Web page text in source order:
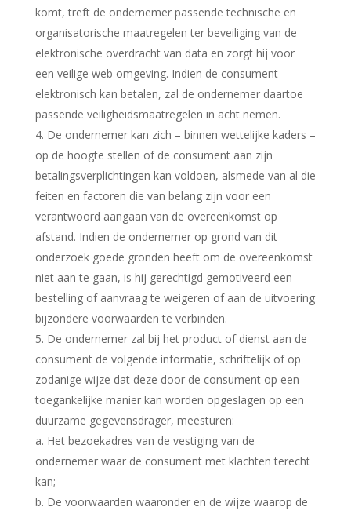
komt, treft de ondernemer passende technische en
organisatorische maatregelen ter beveiliging van de
elektronische overdracht van data en zorgt hij voor
een veilige web omgeving. Indien de consument
elektronisch kan betalen, zal de ondernemer daartoe
passende veiligheidsmaatregelen in acht nemen.
4. De ondernemer kan zich – binnen wettelijke kaders –
op de hoogte stellen of de consument aan zijn
betalingsverplichtingen kan voldoen, alsmede van al die
feiten en factoren die van belang zijn voor een
verantwoord aangaan van de overeenkomst op
afstand. Indien de ondernemer op grond van dit
onderzoek goede gronden heeft om de overeenkomst
niet aan te gaan, is hij gerechtigd gemotiveerd een
bestelling of aanvraag te weigeren of aan de uitvoering
bijzondere voorwaarden te verbinden.
5. De ondernemer zal bij het product of dienst aan de
consument de volgende informatie, schriftelijk of op
zodanige wijze dat deze door de consument op een
toegankelijke manier kan worden opgeslagen op een
duurzame gegevensdrager, meesturen:
a. Het bezoekadres van de vestiging van de
ondernemer waar de consument met klachten terecht
kan;
b. De voorwaarden waaronder en de wijze waarop de